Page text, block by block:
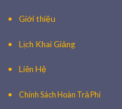
Giới thiệu
Lịch Khai Giảng
Liên Hệ
Chính Sách Hoàn Trả Phí